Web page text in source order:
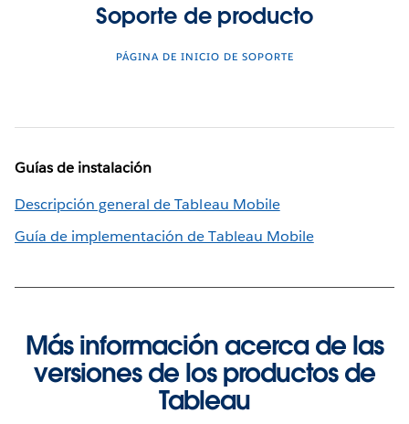
Soporte de producto
PÁGINA DE INICIO DE SOPORTE
Guías de instalación
Descripción general de Tableau Mobile
Guía de implementación de Tableau Mobile
Más información acerca de las
versiones de los productos de
Tableau